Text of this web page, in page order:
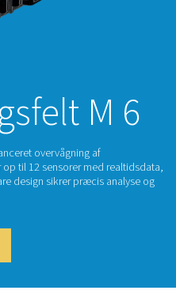
avanceret overvågning af